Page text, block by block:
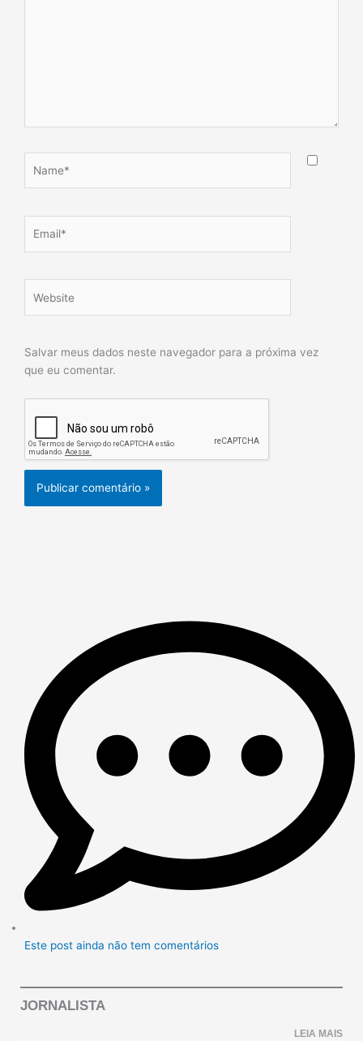
Salvar meus dados neste navegador para a próxima vez
que eu comentar.
Este post ainda não tem comentários
JORNALISTA
LEIA MAIS